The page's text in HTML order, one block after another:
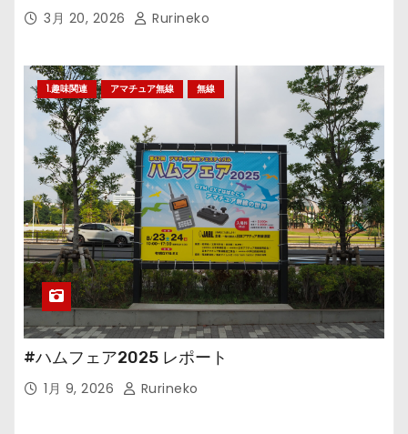
3月 20, 2026 Rurineko
1.趣味関連 アマチュア無線 無線
#ハムフェア2025 レポート
1月 9, 2026 Rurineko